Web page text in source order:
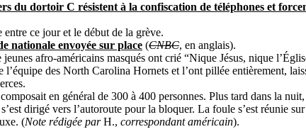
du dortoir C résistent à la confiscation de téléphones et
ce jour et le début de la grève.
nationale envoyée sur place (CNBC, en anglais).
afro-américains masqués ont crié “Nique Jésus, nique
des North Carolina Hornets et l’ont pillée entièrement,
en général de 300 à 400 personnes. Plus tard dans la
dirigé vers l’autoroute pour la bloquer. La foule s’est réunie
(Note rédigée parH., correspondant américain).